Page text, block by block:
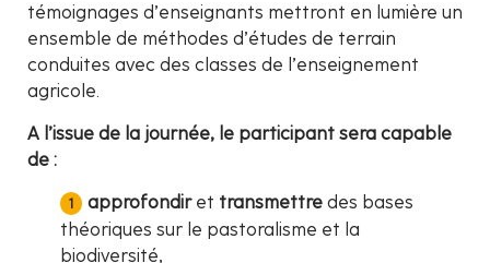
témoignages d’enseignants mettront en lumière un
ensemble de méthodes d’études de terrain
conduites avec des classes de l’enseignement
agricole.
A l’issue de la journée, le participant sera capable
de :
approfondir et transmettre des bases
théoriques sur le pastoralisme et la
biodiversité,